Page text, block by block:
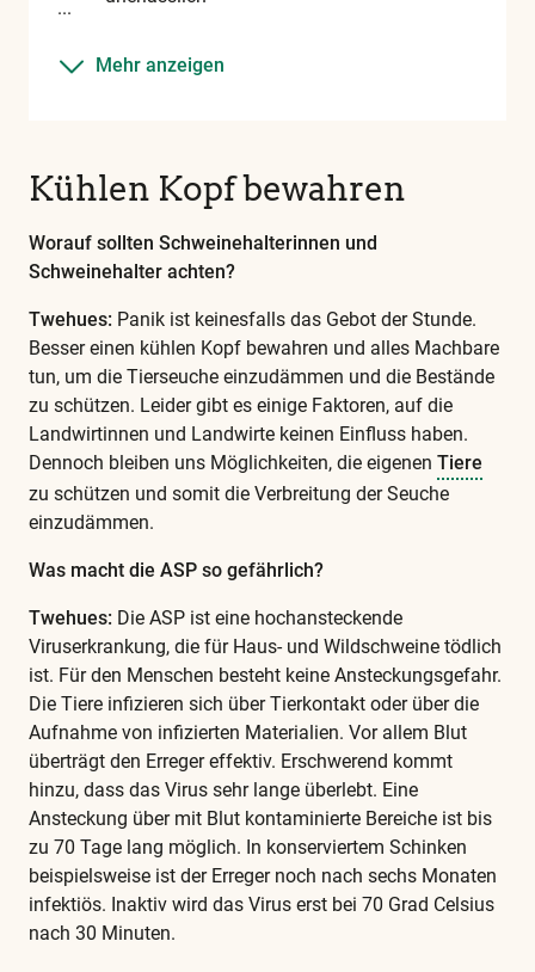
Mehr anzeigen
Kühlen Kopf bewahren
Worauf sollten Schweinehalterinnen und
Schweinehalter achten?
Twehues: Panik ist keinesfalls das Gebot der Stunde.
Besser einen kühlen Kopf bewahren und alles Machbare
tun, um die Tierseuche einzudämmen und die Bestände
zu schützen. Leider gibt es einige Faktoren, auf die
Landwirtinnen und Landwirte keinen Einfluss haben.
Dennoch bleiben uns Möglichkeiten, die eigenen Tiere
zu schützen und somit die Verbreitung der Seuche
einzudämmen.
Was macht die ASP so gefährlich?
Twehues: Die ASP ist eine hochansteckende
Viruserkrankung, die für Haus- und Wildschweine tödlich
ist. Für den Menschen besteht keine Ansteckungsgefahr.
Die Tiere infizieren sich über Tierkontakt oder über die
Aufnahme von infizierten Materialien. Vor allem Blut
überträgt den Erreger effektiv. Erschwerend kommt
hinzu, dass das Virus sehr lange überlebt. Eine
Ansteckung über mit Blut kontaminierte Bereiche ist bis
zu 70 Tage lang möglich. In konserviertem Schinken
beispielsweise ist der Erreger noch nach sechs Monaten
infektiös. Inaktiv wird das Virus erst bei 70 Grad Celsius
nach 30 Minuten.